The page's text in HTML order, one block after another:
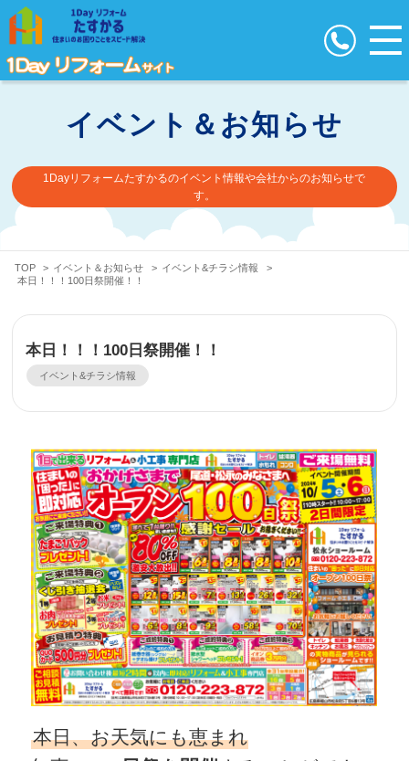
イベント＆お知らせ
1Dayリフォームたすかるのイベント情報や会社からのお知らせで
す。
TOP > イベント＆お知らせ > イベント&チラシ情報
>
本日！！！100日祭開催！！
本日！！！100日祭開催！！
イベント&チラシ情報
本日、お天気にも恵まれ